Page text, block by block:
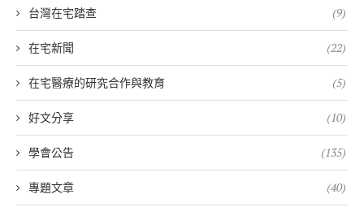
台灣在宅踏查 (9)
在宅新聞 (22)
在宅醫療的研究合作與教育 (5)
好文分享 (10)
學會公告 (135)
專題文章 (40)